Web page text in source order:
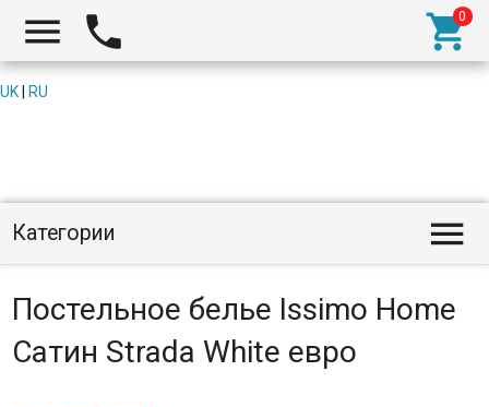
  
UK RU
Категории 
Постельное белье Issimo Home
Сатин Strada White евро